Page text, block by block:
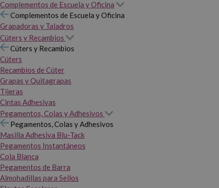
Complementos de Escuela y Oficina
Complementos de Escuela y Oficina
Grapadoras y Taladros
Cúters y Recambios
Cúters y Recambios
Cúters
Recambios de Cúter
Grapas y Quitagrapas
Tijeras
Cintas Adhesivas
Pegamentos, Colas y Adhesivos
Pegamentos, Colas y Adhesivos
Masilla Adhesiva Blu-Tack
Pegamentos Instantáneos
Cola Blanca
Pegamentos de Barra
Almohadillas para Sellos